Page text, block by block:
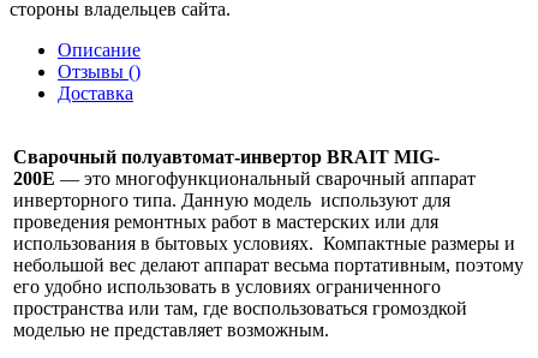
стороны владельцев сайта.
Описание
Отзывы ()
Доставка
Сварочный полуавтомат-инвертор BRAIT MIG-
200E — это многофункциональный сварочный аппарат
инверторного типа. Данную модель используют для
проведения ремонтных работ в мастерских или для
использования в бытовых условиях. Компактные размеры и
небольшой вес делают аппарат весьма портативным, поэтому
его удобно использовать в условиях ограниченного
пространства или там, где воспользоваться громоздкой
моделью не представляет возможным.